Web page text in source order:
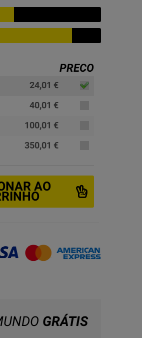
PRECO
24,01 €
40,01 €
100,01 €
350,01 €
AO
GRÁTIS